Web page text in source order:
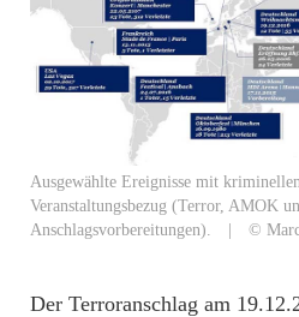
Ausgewählte Ereignisse mit
Veranstaltungsbezug (Terror, AMOK
Anschlagsvorbereitungen). | ©
Der Terroranschlag am